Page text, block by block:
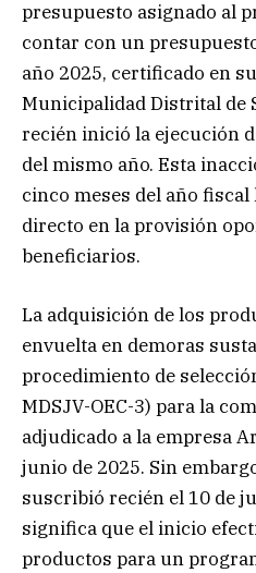
presupuesto asignado al
contar con un
año 2025, certificado en
Municipalidad Distrital de
recién inició la ejecución
del mismo año. Esta
cinco meses del año
directo en la provisión
beneficiarios.
La adquisición de los
envuelta en demoras
procedimiento de
MDSJV-OEC-3) para la
adjudicado a la empresa
junio de 2025. Sin
suscribió recién el 10 de
significa que el inicio
productos para un